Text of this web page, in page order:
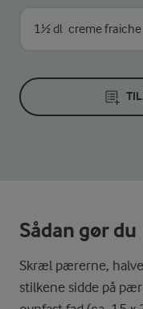
1½ dl creme
Sådan gør du
Skræl pærerne,
stilkene sidde på